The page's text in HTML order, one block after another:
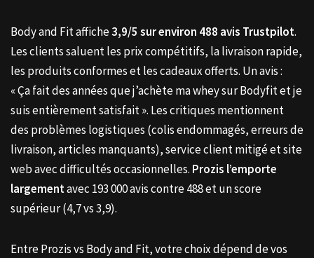
Body and Fit affiche3,9/5 sur environ 488 avis Trustpilot.
Les clients saluent les prix compétitifs, la livraison rapide,
les produits conformes et les cadeaux offerts. Un avis :
« Ça fait des années que j’achète ma whey sur Bodyfit et je
suis entièrement satisfait ». Les critiques mentionnent
des problèmes logistiques (colis endommagés, erreurs de
livraison, articles manquants), service client mitigé et site
web avec difficultés occasionnelles. Prozis l’emporte
largementavec 193 000 avis contre 488 et un score
supérieur (4,7 vs 3,9).
Entre Prozis vs Body and Fit, votre choix dépend de vos